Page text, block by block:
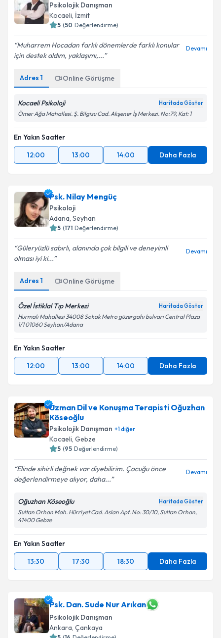
Psikolojik Danışman
Kocaeli, İzmit
5 (50 Değerlendirme)
Muharrem Hocadan farklı dönemlerde farklı konular
için destek aldım, yaklaşımı,...
Devamı
Adres 1 Online Görüşme
Kocaeli Psikoloji Haritada Göster
Ömer Ağa Mahallesi. Ş. Bilgisu Cad. Akşener İş Merkezi. No:79, Kat: 1
En Yakın Saatler
12:00
13:00 14:00 Daha Fazla
Psk. Nilay Mengüç
Psikoloji
Adana, Seyhan
5 (171 Değerlendirme)
Güleryüzlü sabırlı, alanında çok bilgili ve deneyimli
olması iyi ki...
Devamı
Adres 1 Online Görüşme
Özel İstiklal Tıp Merkezi Haritada Göster
Hurmalı Mahallesi 34008 Sokak Metro güzergahı bulvarı Central Plaza
1/1 01060 Seyhan/Adana
En Yakın Saatler
12:00
13:00 14:00 Daha Fazla
Uzman Dil ve Konuşma Terapisti Oğuzhan
Köseoğlu
Psikolojik Danışman +1diğer
Kocaeli, Gebze
5 (95 Değerlendirme)
Elinde sihirli değnek var diyebilirim. Çocuğu önce
değerlendirmeye alıyor, daha...
Devamı
Oğuzhan Köseoğlu Haritada Göster
Sultan Orhan Mah. Hürriyet Cad. Aslan Apt. No: 30/10, Sultan Orhan,
41400 Gebze
En Yakın Saatler
13:30
17:30 18:30 Daha Fazla
Psk. Dan. Sude Nur Arıkan
Psikolojik Danışman
Ankara, Çankaya